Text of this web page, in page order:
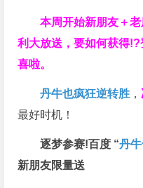
本周开始新朋友＋
利大放送，要如何获得
喜啦。
丹牛也疯狂逆转胜 ，
最好时机！
逐梦参赛!百度 “丹
新朋友限量送